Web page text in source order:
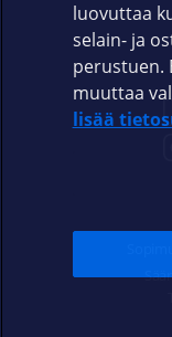
luovuttaa
selain- ja
perustuen.
muuttaa
lisää